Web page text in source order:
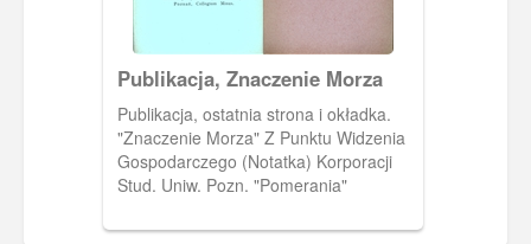
Publikacja, Znaczenie Morza
Publikacja, ostatnia strona i okładka.
"Znaczenie Morza" Z Punktu Widzenia
Gospodarczego (Notatka) Korporacji
Stud. Uniw. Pozn. "Pomerania"